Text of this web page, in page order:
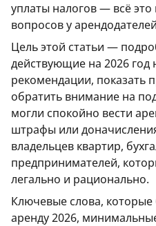
уплаты налогов — всё
вопросов у
Цель этой статьи —
действующие на 2026 год
рекомендации, показать
обратить внимание на
могли спокойно вести
штрафы или
владельцев квартир,
предпринимателей,
легально и рационально.
Ключевые слова,
аренду 2026,